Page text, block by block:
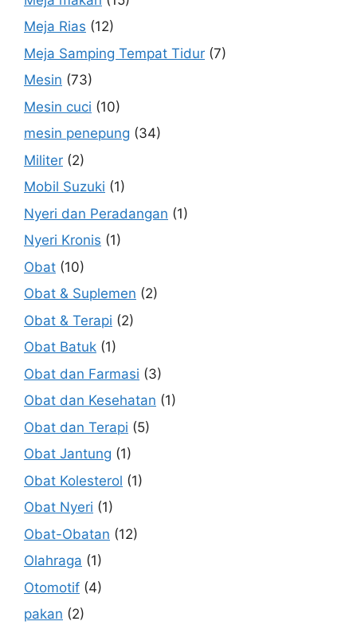
Meja Rias (12)
Meja Samping Tempat Tidur (7)
Mesin (73)
Mesin cuci (10)
mesin penepung (34)
Militer (2)
Mobil Suzuki (1)
Nyeri dan Peradangan (1)
Nyeri Kronis (1)
Obat (10)
Obat & Suplemen (2)
Obat & Terapi (2)
Obat Batuk (1)
Obat dan Farmasi (3)
Obat dan Kesehatan (1)
Obat dan Terapi (5)
Obat Jantung (1)
Obat Kolesterol (1)
Obat Nyeri (1)
Obat-Obatan (12)
Olahraga (1)
Otomotif (4)
pakan (2)